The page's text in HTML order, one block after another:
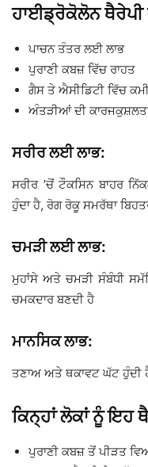
ਹਾਈਡ੍ਰੋਕੋਲੋਨ ਥੈਰੇਪੀ
ਪਾਚਨ ਤੰਤਰ ਲਈ ਲਾਭ
ਪੁਰਾਣੀ ਕਬਜ਼ ਵਿੱਚ ਰਾਹਤ
ਗੈਸ ਤੇ ਐਸੀਡਿਟੀ ਵਿੱਚ
ਅੰਤੜੀਆਂ ਦੀ
ਸਰੀਰ ਲਈ ਲਾਭ:
ਸਰੀਰ ’ਚੋਂ ਟੌਕਸਿਨ ਬਾਹਰ
ਹੁੰਦਾ ਹੈ, ਰੋਗ ਰੋਕੂ ਸਮਰੱਥਾ
ਚਮੜੀ ਲਈ ਲਾਭ:
ਮੁਹਾਂਸੇ ਅਤੇ ਚਮੜੀ ਸੰਬੰਧੀ
ਚਮਕਦਾਰ ਬਣਦੀ ਹੈ
ਮਾਨਸਿਕ ਲਾਭ:
ਤਣਾਅ ਅਤੇ ਥਕਾਵਟ ਘੱਟ ਹੁੰਦੀ
ਕਿਨ੍ਹਾਂ ਲੋਕਾਂ ਨੂੰ ਇਹ
ਪੁਰਾਣੀ ਕਬਜ਼ ਤੋਂ ਪੀੜਤ